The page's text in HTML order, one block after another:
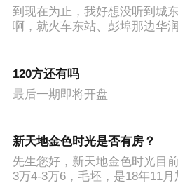
到现在为止，我好想没听到城
啊，就火车东站、彭埠那边华
120方还有吗
最后一期即将开盘
新天地金色时光是否有房？
先生您好，新天地金色时光目
3万4-3万6，毛坯，是18年11